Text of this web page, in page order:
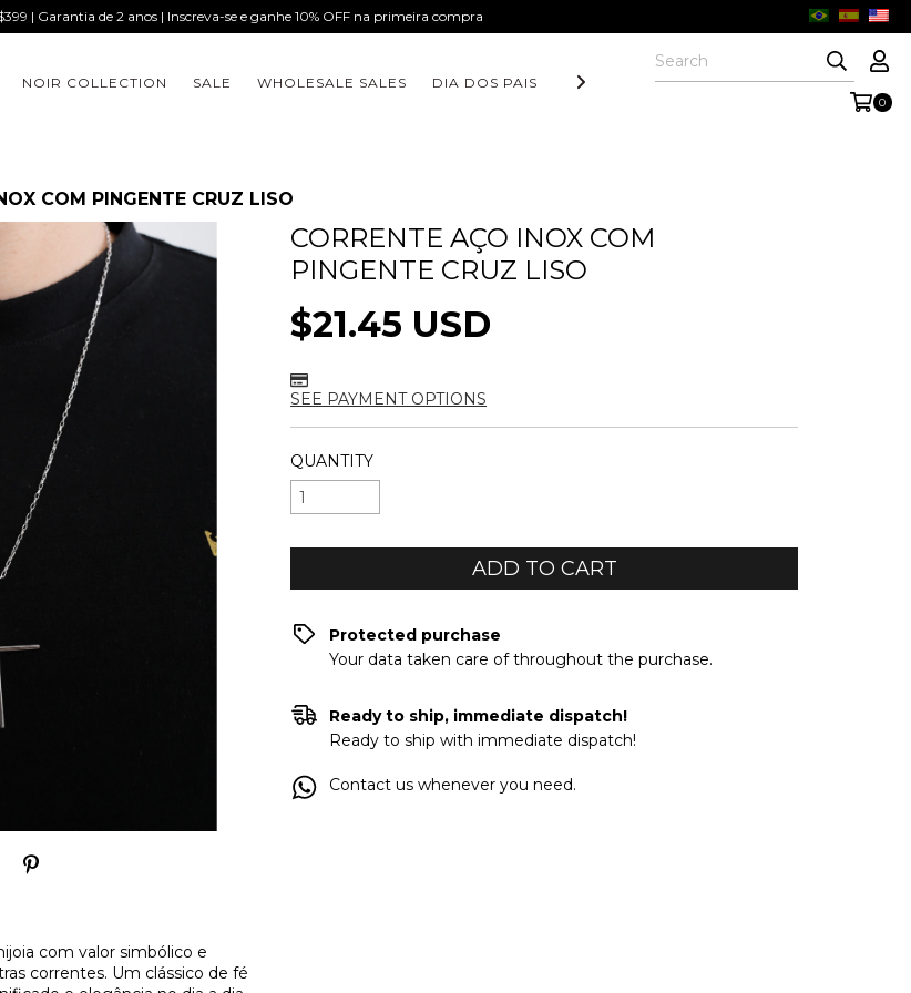
| Garantia de 2 anos | Inscreva-se e ganhe 10% OFF na primeira compra
NOIR COLLECTION SALE WHOLESALE SALES DIA DOS PAIS COLEÇÃO AURORA FORM COLLECTION
0
COM PINGENTE CRUZ LISO
com valor simbólico e
correntes. Um clássico de fé
CORRENTE AÇO INOX COM
PINGENTE CRUZ LISO
$21.45 USD
SEE PAYMENT OPTIONS
QUANTITY
Protected purchase
Your data taken care of throughout the purchase.
Ready to ship, immediate dispatch!
Ready to ship with immediate dispatch!
Contact us whenever you need.